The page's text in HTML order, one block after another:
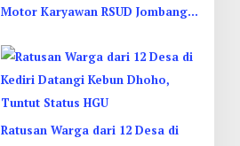
Motor Karyawan RSUD Jombang
Ratusan Warga dari 12 Desa di